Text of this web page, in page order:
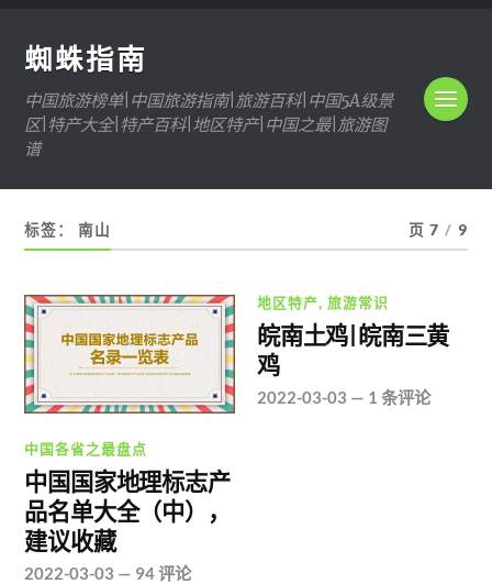
蜘蛛指南
中国旅游榜单|中国旅游指南|旅游百科|中国5A级景
区|特产大全|特产百科|地区特产|中国之最|旅游图
谱
标签：南山 页 7 / 9
中国各省之最盘点
中国国家地理标志产
品名单大全（中），
建议收藏
2022-03-03 — 94 评论
地区特产,旅游常识
皖南土鸡|皖南三黄
鸡
2022-03-03 — 1 条评论